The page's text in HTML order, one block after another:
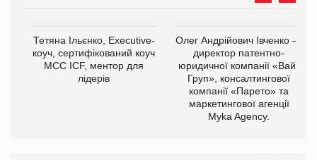
Тетяна Ільєнко, Executive-
коуч, сертифікований коуч
МСС ICF, ментор для
лідерів
Олег Андрійович Івченко —
директор патентно-
юридичної компанії «Вайз
Груп», консалтингової
компанії «Парето» та
маркетингової агенції
Myka Agency.